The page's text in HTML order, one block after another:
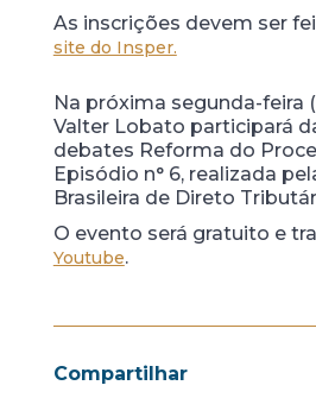
As inscrições devem ser
site do Insper.
Na próxima segunda-feira
Valter Lobato participará
debates Reforma do
Episódio n° 6, realizada
Brasileira de Direto
O evento será gratuito e
Youtube.
Compartilhar